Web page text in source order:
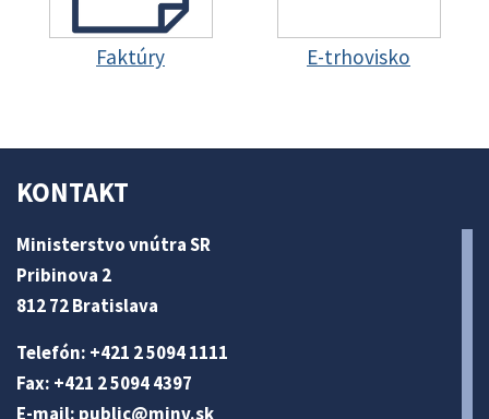
Faktúry E-trhovisko
KONTAKT
Ministerstvo vnútra SR
Pribinova 2
812 72 Bratislava
Telefón: +421 2 5094 1111
Fax: +421 2 5094 4397
E-mail: public@minv.sk